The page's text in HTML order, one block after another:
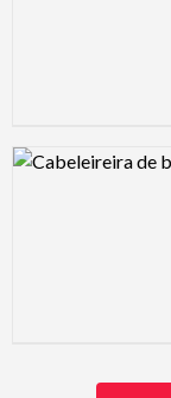
Logo Preview